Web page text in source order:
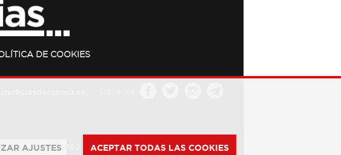
DE COOKIES
573 / 670 726 392
AJUSTES ACEPTAR TODAS LAS COOKIES